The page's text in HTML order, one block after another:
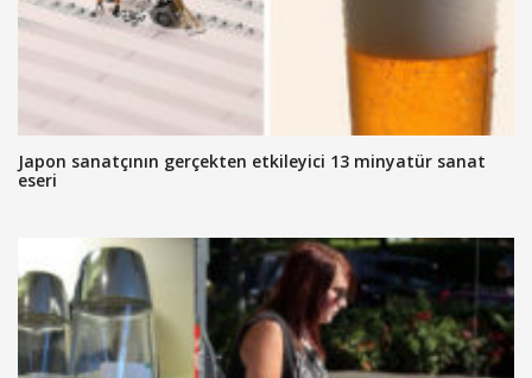
Japon sanatçının gerçekten etkileyici 13 minyatür sanat
eseri